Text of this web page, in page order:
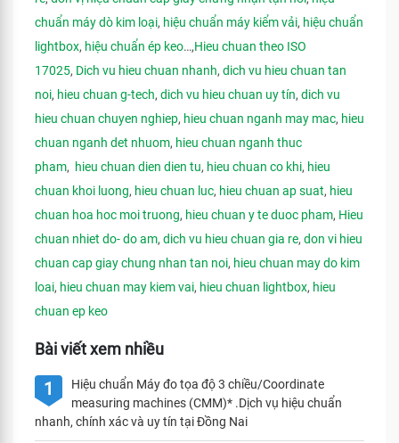
chuẩn máy dò kim loại, hiệu chuẩn máy kiểm vải, hiệu chuẩn
lightbox, hiệu chuẩn ép keo…,Hieu chuan theo ISO
17025, Dich vu hieu chuan nhanh, dich vu hieu chuan tan
noi, hieu chuan g-tech, dich vu hieu chuan uy tín, dich vu
hieu chuan chuyen nghiep, hieu chuan nganh may mac, hieu
chuan nganh det nhuom, hieu chuan nganh thuc
pham, hieu chuan dien dien tu, hieu chuan co khi, hieu
chuan khoi luong, hieu chuan luc, hieu chuan ap suat, hieu
chuan hoa hoc moi truong, hieu chuan y te duoc pham, Hieu
chuan nhiet do- do am, dich vu hieu chuan gia re, don vi hieu
chuan cap giay chung nhan tan noi, hieu chuan may do kim
loai, hieu chuan may kiem vai, hieu chuan lightbox, hieu
chuan ep keo
Bài viết xem nhiều
1
Hiệu chuẩn Máy đo tọa độ 3 chiều/Coordinate
measuring machines (CMM)* .Dịch vụ hiệu chuẩn
nhanh, chính xác và uy tín tại Đồng Nai